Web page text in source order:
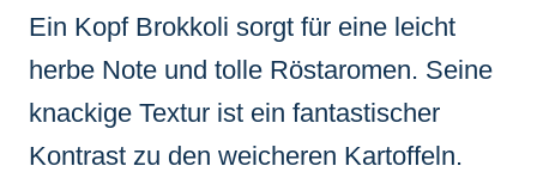
Ein Kopf Brokkoli sorgt für eine leicht
herbe Note und tolle Röstaromen. Seine
knackige Textur ist ein fantastischer
Kontrast zu den weicheren Kartoffeln.